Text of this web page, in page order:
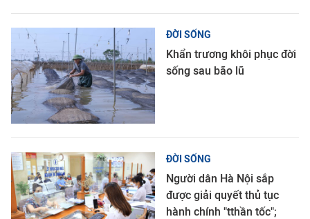
ĐỜI SỐNG
Khẩn trương khôi phục đời
sống sau bão lũ
ĐỜI SỐNG
Người dân Hà Nội sắp
được giải quyết thủ tục
hành chính "tthần tốc";